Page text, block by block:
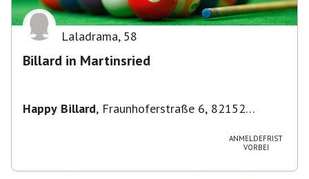
Laladrama, 58
Billard in Martinsried
Happy Billard, Fraunhoferstraße 6, 82152
ANMELDEFRIST
VORBEI